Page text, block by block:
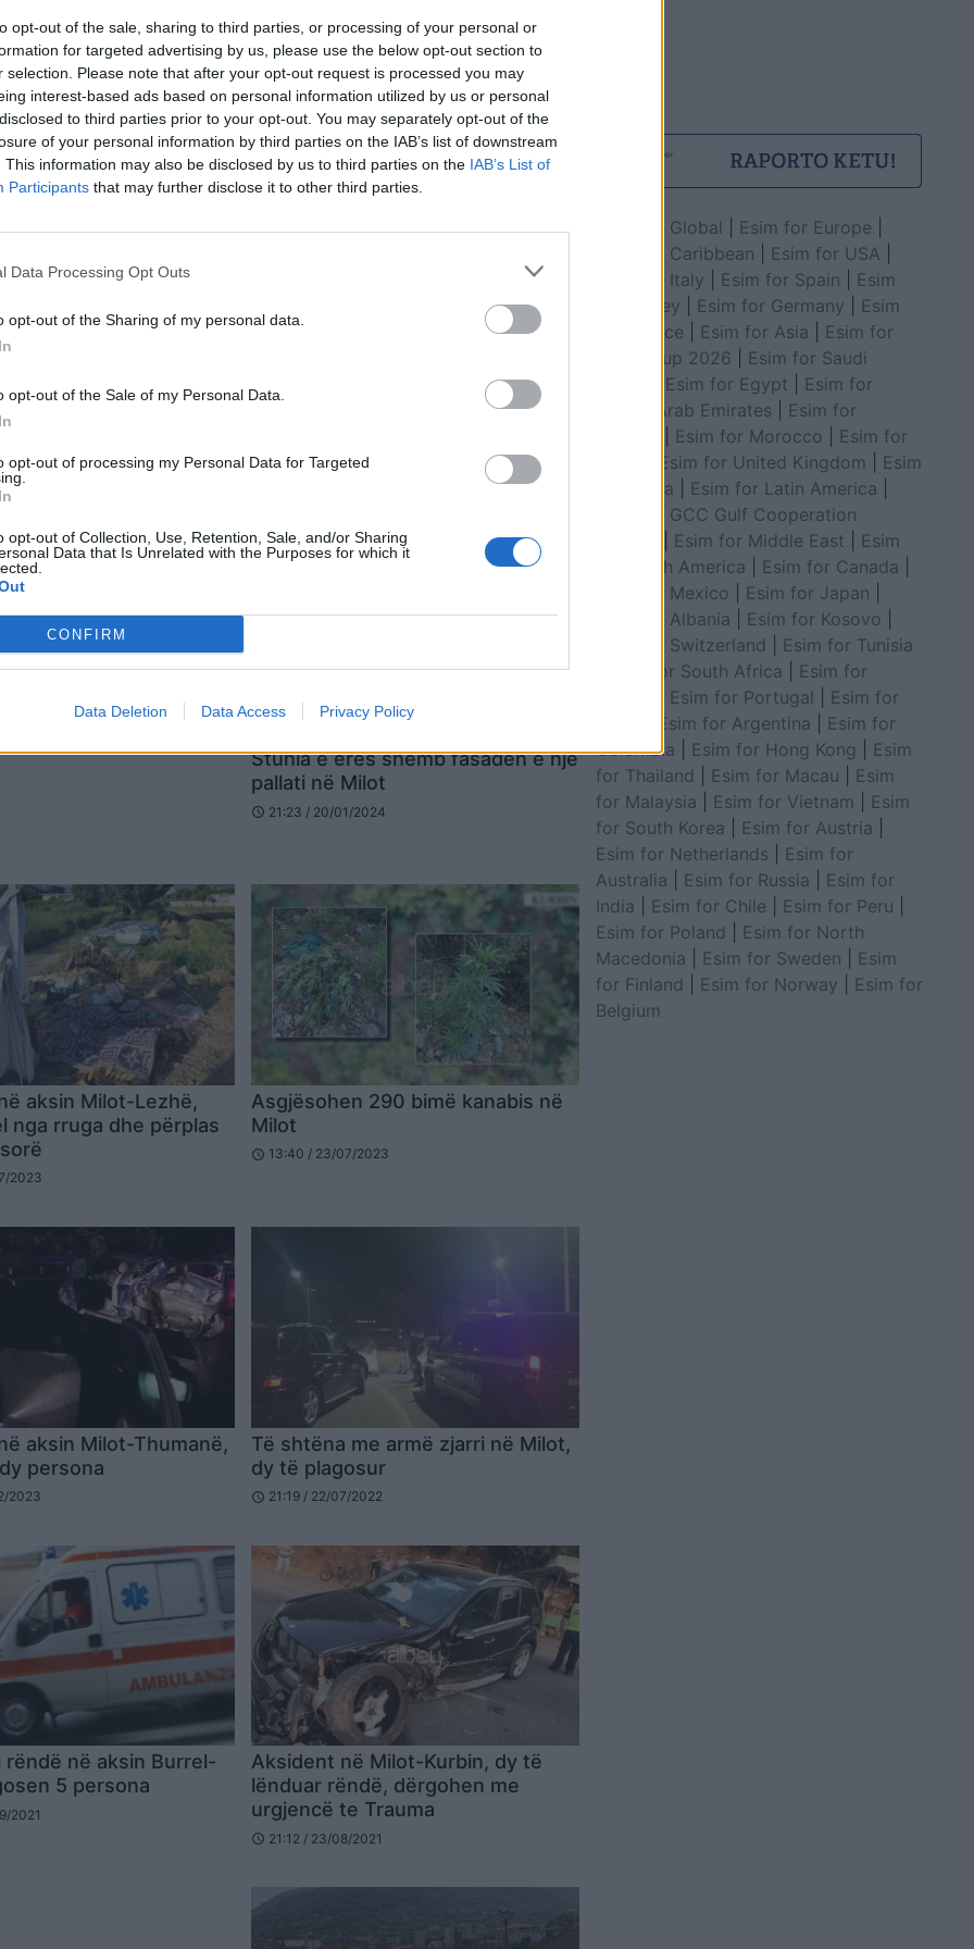
opt-out of the sale, sharing to third parties, or processing of your personal or
for targeted advertising by us, please use the below opt-out section to
selection. Please note that after your opt-out request is processed you may
interest-based ads based on personal information utilized by us or personal
to third parties prior to your opt-out. You may separately opt-out of the
of your personal information by third parties on the IAB’s list of downstream
This information may also be disclosed by us to third parties on the IAB’s List of
Participants that may further disclose it to other third parties.
Data Processing Opt Outs
opt-out of the Sharing of my personal data.
opt-out of the Sale of my Personal Data.
opt-out of processing my Personal Data for Targeted
opt-out of Collection, Use, Retention, Sale, and/or Sharing
Data that Is Unrelated with the Purposes for which it
CONFIRM
Data Deletion Data Access Privacy Policy
Fluks i lartë automjetesh në Milot,
policia ndërhyn për të lehtësuar
lëvizjen
schedule 18:29 / 02/01/2025
pesëfishtë në Milot,
2024
Aksident në Milot/ Makina del nga
schedule 08:30 / 08/07/2024
Stuhia e erës shemb fasadën e një
pallati në Milot
schedule 21:23 / 20/01/2024
aksin Milot-Lezhë,
nga rruga dhe përplas
2023
Asgjësohen 290 bimë kanabis në
Milot
schedule 13:40 / 23/07/2023
aksin Milot-Thumanë,
persona
2023
Të shtëna me armë zjarri në Milot,
dy të plagosur
schedule 21:19 / 22/07/2022
rëndë në aksin Burrel-
5 persona
2021
Aksident në Milot-Kurbin, dy të
lënduar rëndë, dërgohen me
urgjencë te Trauma
schedule 21:12 / 23/08/2021
Esim for Global Esim for Europe
Esim for Caribbean
Esim for USA
Esim for Italy
Esim for Spain
Esim
for Turkey
Esim for Germany
Esim
for Greece
Esim for Asia
Esim for
World Cup 2026
Esim for Saudi
Esim for Egypt
Esim for
United Arab Emirates
Esim for
Esim for Morocco
Esim for
Esim for United Kingdom
Esim
for Africa
Esim for Latin America
Esim for GCC Gulf Cooperation
Esim for Middle East
Esim
for South America
Esim for Canada
Esim for Mexico
Esim for Japan
Esim for Albania
Esim for Kosovo
Esim for Switzerland
Esim for Tunisia
Esim for South Africa
Esim for
Esim for Portugal
Esim for
Esim for Argentina
Esim for
Colombia
Esim for Hong Kong
Esim
for Thailand
Esim for Macau
Esim
for Malaysia
Esim for Vietnam
Esim
for South Korea
Esim for Austria
Esim for Netherlands
Esim for
Australia
Esim for Russia
Esim for
India
Esim for Chile Esim for Peru
Esim for Poland
Esim for North
Macedonia
Esim for Sweden
Esim
for Finland
Esim for Norway
Esim for
Belgium